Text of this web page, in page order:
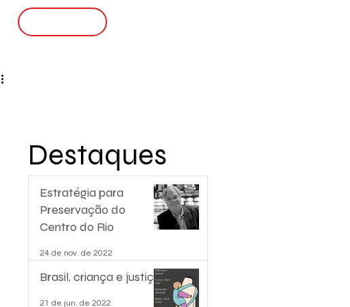
Estratégia para
Preservação do
Centro do Rio
24 de nov. de 2022
Brasil, criança e justiça.
21 de jun. de 2022
Destaques